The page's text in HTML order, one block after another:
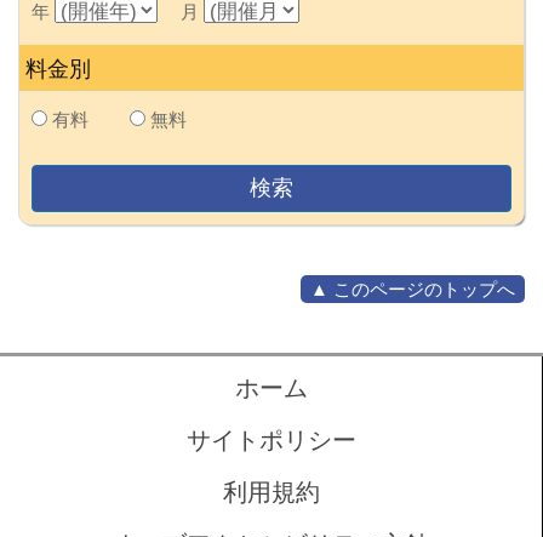
年 月
料金別
有料 無料
▲ このページのトップへ
ホーム
サイトポリシー
利用規約